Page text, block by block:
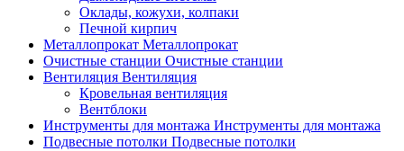
Оклады, кожухи, колпаки
Печной кирпич
Металлопрокат Металлопрокат
Очистные станции Очистные станции
Вентиляция Вентиляция
Кровельная вентиляция
Вентблоки
Инструменты для монтажа Инструменты для монтажа
Подвесные потолки Подвесные потолки